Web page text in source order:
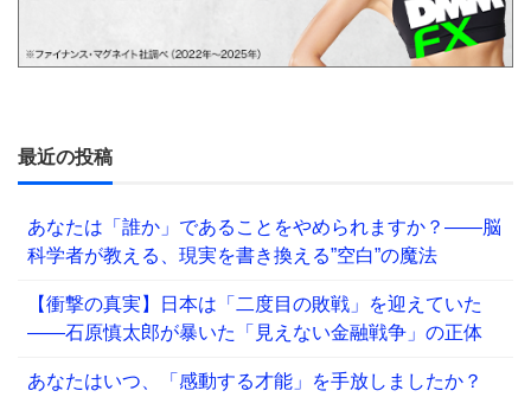
最近の投稿
あなたは「誰か」であることをやめられますか？——脳
科学者が教える、現実を書き換える”空白”の魔法
【衝撃の真実】日本は「二度目の敗戦」を迎えていた
――石原慎太郎が暴いた「見えない金融戦争」の正体
あなたはいつ、「感動する才能」を手放しましたか？